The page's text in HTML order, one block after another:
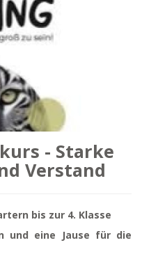
- Starke
Verstand
bis zur 4. Klasse
und eine Jause für die